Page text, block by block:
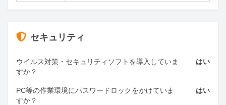
セキュリティ
ウイルス対策・セキュリティソフトを導入していま
すか？
はい
PC等の作業環境にパスワードロックをかけていま
すか？
はい